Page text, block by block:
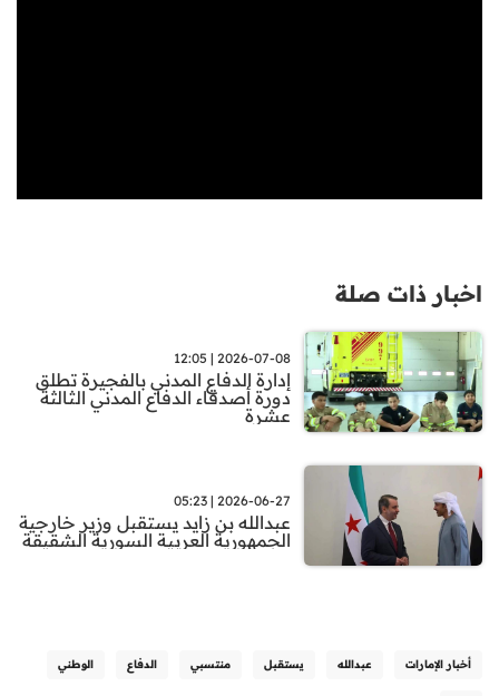
اخبار ذات صلة
2026-07-08 | 12:05
إدارة الدفاع المدني بالفجيرة تطلق
دورة أصدقاء الدفاع المدني الثالثة
عشرة
2026-06-27 | 05:23
عبدالله بن زايد يستقبل وزير خارجية
الجمهورية العربية السورية الشقيقة
أخبار الإمارات عبدالله يستقبل منتسبي الدفاع الوطني